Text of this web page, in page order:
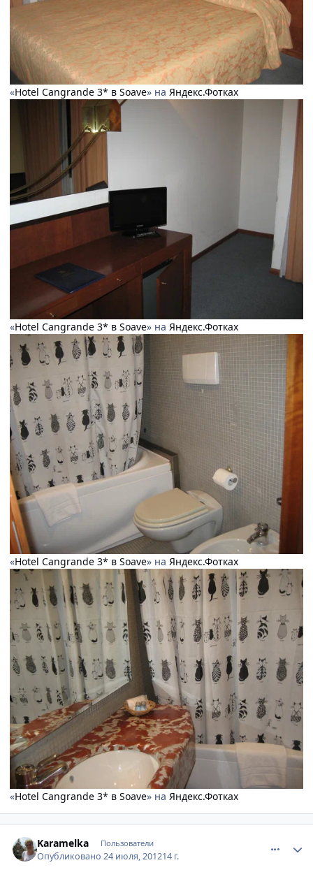
«Hotel Cangrande 3* в Soave» на Яндекс.Фотках
«Hotel Cangrande 3* в Soave» на Яндекс.Фотках
«Hotel Cangrande 3* в Soave» на Яндекс.Фотках
«Hotel Cangrande 3* в Soave» на Яндекс.Фотках
Karamelka Пользователи
Опубликовано24 июля, 201214 г.